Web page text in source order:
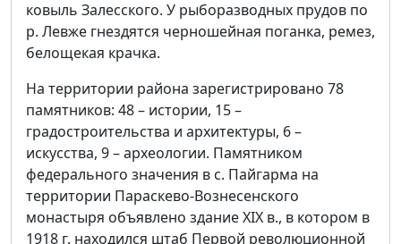
ковыль Залесского. У рыборазводных прудов по
р. Левже гнездятся черношейная поганка, ремез,
белощекая крачка.
На территории района зарегистрировано 78
памятников: 48 – истории, 15 –
градостроительства и архитектуры, 6 –
искусства, 9 – археологии. Памятником
федерального значения в с. Пайгарма на
территории Параскево-Вознесенского
монастыря объявлено здание XIX в., в котором в
1918 г. находился штаб Первой революционной